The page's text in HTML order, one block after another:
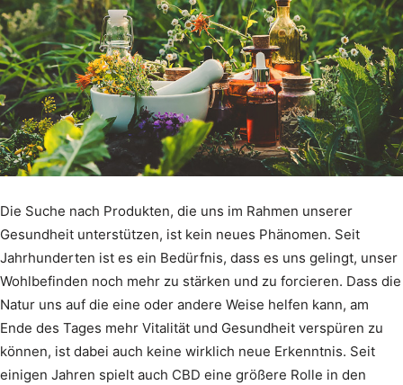
Die Suche nach Produkten, die uns im Rahmen unserer
Gesundheit unterstützen, ist kein neues Phänomen. Seit
Jahrhunderten ist es ein Bedürfnis, dass es uns gelingt, unser
Wohlbefinden noch mehr zu stärken und zu forcieren. Dass die
Natur uns auf die eine oder andere Weise helfen kann, am
Ende des Tages mehr Vitalität und Gesundheit verspüren zu
können, ist dabei auch keine wirklich neue Erkenntnis. Seit
einigen Jahren spielt auch CBD eine größere Rolle in den